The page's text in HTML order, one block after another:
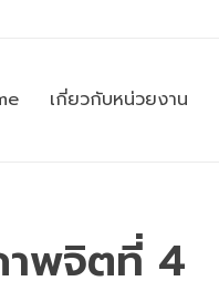
เกี่ยวกับหน่วยงาน
พจิตที่ 4